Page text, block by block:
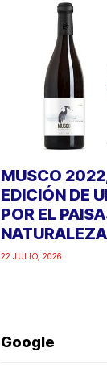
MUSCO
EDICIÓN DE
POR EL
NATURALEZA
22 JULIO, 2026
Google